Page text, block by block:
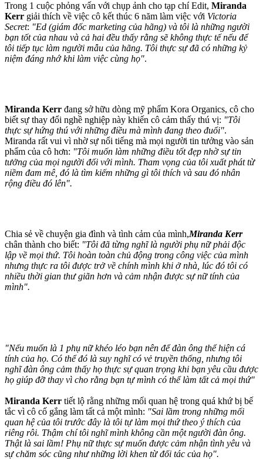
Trong 1 cuộc phỏng vấn với chụp ảnh cho tạp chí Edit, Miranda
Kerr giải thích về việc cô kết thúc 6 năm làm việc với Victoria
Secret: "Ed (giám đốc marketing của hãng) và tôi là những người
bạn tốt của nhau và cả hai đều thấy rằng sẽ không thực tế nếu để
tôi tiếp tục làm người mẫu của hãng. Tôi thực sự đã có những kỷ
niệm đáng nhớ khi làm việc cùng họ".
Miranda Kerr đang sở hữu dòng mỹ phẩm Kora Organics, cô cho
biết sự thay đổi nghề nghiệp này khiến cô cảm thấy thú vị: "Tôi
thực sự hứng thú với những điều mà mình đang theo đuổi".
Miranda rất vui vì nhờ sự nổi tiếng mà mọi người tin tưởng vào sản
phẩm của cô hơn: "Tôi muốn làm những điều tốt đẹp nhờ sự tin
tưởng của mọi người đối với mình. Tham vọng của tôi xuất phát từ
niềm đam mê, đó là tìm kiếm những gì tôi thích và sau đó nhân
rộng điều đó lên".
Chia sẻ về chuyện gia đình và tình cảm của mình,Miranda Kerr
chân thành cho biết: "Tôi đã từng nghĩ là người phụ nữ phải độc
lập về mọi thứ. Tôi hoàn toàn chủ động trong công việc của mình
nhưng thực ra tôi được trở về chính mình khi ở nhà, lúc đó tôi có
nhiều thời gian thư giãn hơn và cảm nhận được sự nữ tính của
mình".
"Nếu muốn là 1 phụ nữ khéo léo bạn nên để đàn ông thể hiện cá
tính của họ. Có thể đó là suy nghĩ có vẻ truyền thống, nhưng tôi
nghĩ đàn ông cảm thấy họ thực sự quan trọng khi bạn yêu cầu được
họ giúp đỡ thay vì cho rằng bạn tự mình có thể làm tất cả mọi thứ"
Miranda Kerr tiết lộ rằng những mối quan hệ trong quá khứ bị bế
tắc vì cô cố gắng làm tất cả một mình: "Sai lầm trong những mối
quan hệ của tôi trước đây là tôi tự làm mọi thứ theo ý thích của
riêng rôi. Thậm chí tôi nghĩ mình không cần một người đàn ông.
Thật là sai lầm! Phụ nữ thực sự muốn được cảm nhận tình yêu và
sự chăm sóc cũng như những lời khen từ đối tác của họ".